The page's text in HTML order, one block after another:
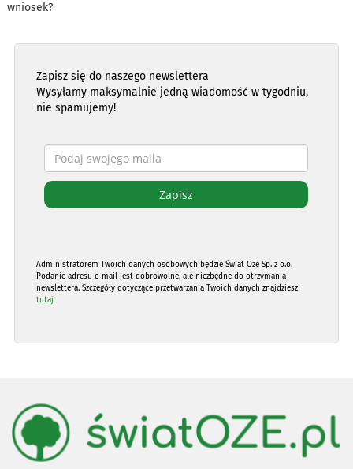
wniosek?
Zapisz się do naszego newslettera
Wysyłamy maksymalnie jedną wiadomość w tygodniu,
nie spamujemy!
Administratorem Twoich danych osobowych będzie Świat Oze Sp. z o.o.
Podanie adresu e-mail jest dobrowolne, ale niezbędne do otrzymania
newslettera. Szczegóły dotyczące przetwarzania Twoich danych znajdziesz
tutaj